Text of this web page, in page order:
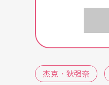
ZILDJIAN字样（
听完音乐会，我
一开场，狄强奈给
杰克．狄强奈